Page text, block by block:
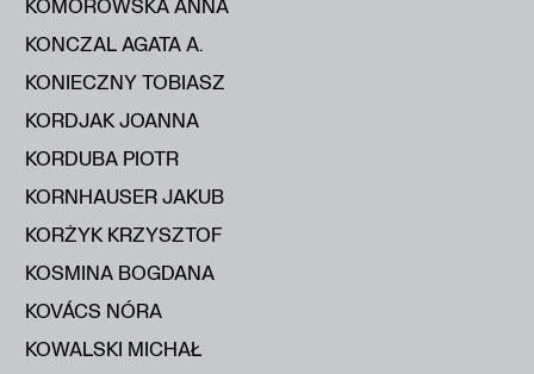
KOMOROWSKA ANNA
KONCZAL AGATA A.
KONIECZNY TOBIASZ
KORDJAK JOANNA
KORDUBA PIOTR
KORNHAUSER JAKUB
KORŻYK KRZYSZTOF
KOSMINA BOGDANA
KOVÁCS NÓRA
KOWALSKI MICHAŁ